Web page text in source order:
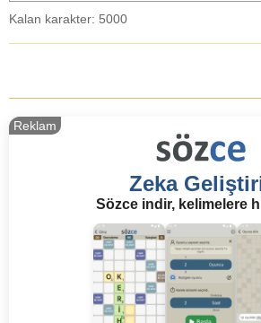
Kalan karakter: 5000
Zeka
Sözce indir, kelimelere
Reklam